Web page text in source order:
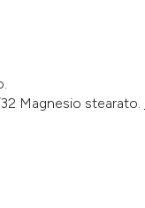
Magnesio stearato.